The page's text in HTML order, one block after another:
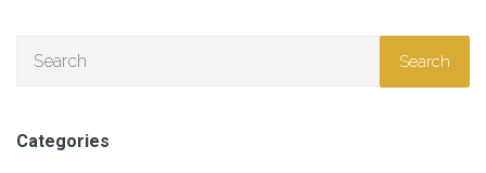
Search
Categories